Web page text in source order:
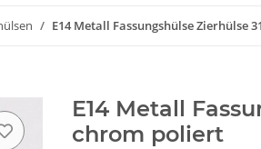
E14 Metall Fassungshülse Zierhülse
E14 Metall
chrom poliert